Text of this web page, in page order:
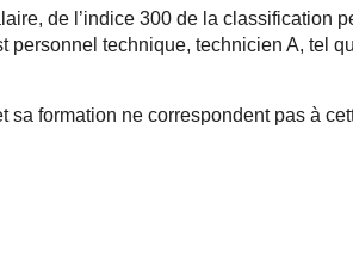
de l’indice 300 de la classification
technique, technicien A, tel
sa formation ne correspondent pas à